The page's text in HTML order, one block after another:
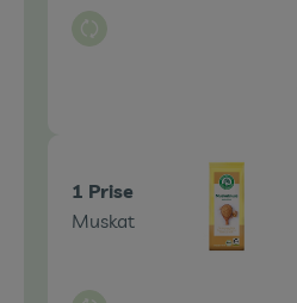
Auswahl ändern
1 Prise
Muskat